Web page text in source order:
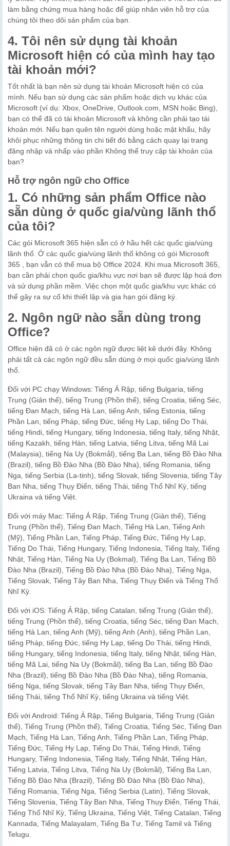
làm bằng chứng mua hàng hoặc để giúp nhân viên hỗ trợ của
chúng tôi theo dõi sản phẩm của bạn.
4. Tôi nên sử dụng tài khoản
Microsoft hiện có của mình hay tạo
tài khoản mới?
Tốt nhất là bạn nên sử dụng tài khoản Microsoft hiện có của
mình. Nếu bạn sử dụng các sản phẩm hoặc dịch vụ khác của
Microsoft (ví dụ: Xbox, OneDrive, Outlook.com, MSN hoặc Bing),
bạn có thể đã có tài khoản Microsoft và không cần phải tạo tài
khoản mới. Nếu bạn quên tên người dùng hoặc mật khẩu, hãy
khôi phục những thông tin chi tiết đó bằng cách quay lại trang
đăng nhập và nhấp vào phần Không thể truy cập tài khoản của
bạn?
Hỗ trợ ngôn ngữ cho Office
1. Có những sản phẩm Office nào
sẵn dùng ở quốc gia/vùng lãnh thổ
của tôi?
Các gói Microsoft 365 hiện sẵn có ở hầu hết các quốc gia/vùng
lãnh thổ. Ở các quốc gia/vùng lãnh thổ không có gói Microsoft
365 , bạn vẫn có thể mua bộ Office 2024. Khi mua Microsoft 365,
bạn cần phải chọn quốc gia/khu vực nơi bạn sẽ được lập hoá đơn
và sử dụng phần mềm. Việc chọn một quốc gia/khu vực khác có
thể gây ra sự cố khi thiết lập và gia hạn gói đăng ký.
2. Ngôn ngữ nào sẵn dùng trong
Office?
Office hiện đã có ở các ngôn ngữ được liệt kê dưới đây. Không
phải tất cả các ngôn ngữ đều sẵn dùng ở mọi quốc gia/vùng lãnh
thổ.
Đối với PC chạy Windows: Tiếng Ả Rập, tiếng Bulgaria, tiếng
Trung (Giản thể), tiếng Trung (Phồn thể), tiếng Croatia, tiếng Séc,
tiếng Đan Mạch, tiếng Hà Lan, tiếng Anh, tiếng Estonia, tiếng
Phần Lan, tiếng Pháp, tiếng Đức, tiếng Hy Lạp, tiếng Do Thái,
tiếng Hindi, tiếng Hungary, tiếng Indonesia, tiếng Italy, tiếng Nhật,
tiếng Kazakh, tiếng Hàn, tiếng Latvia, tiếng Litva, tiếng Mã Lai
(Malaysia), tiếng Na Uy (Bokmål), tiếng Ba Lan, tiếng Bồ Đào Nha
(Brazil), tiếng Bồ Đào Nha (Bồ Đào Nha), tiếng Romania, tiếng
Nga, tiếng Serbia (La-tinh), tiếng Slovak, tiếng Slovenia, tiếng Tây
Ban Nha, tiếng Thụy Điển, tiếng Thái, tiếng Thổ Nhĩ Kỳ, tiếng
Ukraina và tiếng Việt.
Đối với máy Mac: Tiếng Ả Rập, Tiếng Trung (Giản thể), Tiếng
Trung (Phồn thể), Tiếng Đan Mạch, Tiếng Hà Lan, Tiếng Anh
(Mỹ), Tiếng Phần Lan, Tiếng Pháp, Tiếng Đức, Tiếng Hy Lạp,
Tiếng Do Thái, Tiếng Hungary, Tiếng Indonesia, Tiếng Italy, Tiếng
Nhật, Tiếng Hàn, Tiếng Na Uy (Bokmal), Tiếng Ba Lan, Tiếng Bồ
Đào Nha (Brazil), Tiếng Bồ Đào Nha (Bồ Đào Nha), Tiếng Nga,
Tiếng Slovak, Tiếng Tây Ban Nha, Tiếng Thụy Điển và Tiếng Thổ
Nhĩ Kỳ.
Đối với iOS: Tiếng Ả Rập, tiếng Catalan, tiếng Trung (Giản thể),
tiếng Trung (Phồn thể), tiếng Croatia, tiếng Séc, tiếng Đan Mạch,
tiếng Hà Lan, tiếng Anh (Mỹ), tiếng Anh (Anh), tiếng Phần Lan,
tiếng Pháp, tiếng Đức, tiếng Hy Lạp, tiếng Do Thái, tiếng Hindi,
tiếng Hungary, tiếng Indonesia, tiếng Italy, tiếng Nhật, tiếng Hàn,
tiếng Mã Lai, tiếng Na Uy (Bokmål), tiếng Ba Lan, tiếng Bồ Đào
Nha (Brazil), tiếng Bồ Đào Nha (Bồ Đào Nha), tiếng Romania,
tiếng Nga, tiếng Slovak, tiếng Tây Ban Nha, tiếng Thụy Điển,
tiếng Thái, tiếng Thổ Nhĩ Kỳ, tiếng Ukraina và tiếng Việt.
Đối với Android: Tiếng Ả Rập, Tiếng Bulgaria, Tiếng Trung (Giản
thể), Tiếng Trung (Phồn thể), Tiếng Croatia, Tiếng Séc, Tiếng Đan
Mạch, Tiếng Hà Lan, Tiếng Anh, Tiếng Phần Lan, Tiếng Pháp,
Tiếng Đức, Tiếng Hy Lạp, Tiếng Do Thái, Tiếng Hindi, Tiếng
Hungary, Tiếng Indonesia, Tiếng Italy, Tiếng Nhật, Tiếng Hàn,
Tiếng Latvia, Tiếng Litva, Tiếng Na Uy (Bokmål), Tiếng Ba Lan,
Tiếng Bồ Đào Nha (Brazil), Tiếng Bồ Đào Nha (Bồ Đào Nha),
Tiếng Romania, Tiếng Nga, Tiếng Serbia (Latin), Tiếng Slovak,
Tiếng Slovenia, Tiếng Tây Ban Nha, Tiếng Thụy Điển, Tiếng Thái,
Tiếng Thổ Nhĩ Kỳ, Tiếng Ukraina, Tiếng Việt, Tiếng Catalan, Tiếng
Kannada, Tiếng Malayalam, Tiếng Ba Tư, Tiếng Tamil và Tiếng
Telugu.